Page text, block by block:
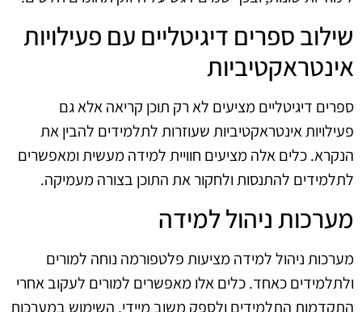
שילוב ספרים דיגיטליים עם פעילויות
אינטראקטיביות
ספרים דיגיטליים מציעים לא רק תוכן קריאה אלא גם
פעילויות אינטראקטיביות שעוזרות לתלמידים להבין את
הנקרא. כלים אלה מציעים חוויית למידה מעשית ומאפשרים
לתלמידים להתנסות ולחקור את התוכן בצורה מעמיקה.
מערכות ניהול למידה
מערכות ניהול למידה מציעות פלטפורמה נוחה למורים
ולתלמידים כאחד. כלים אלו מאפשרים למורים לעקוב אחרי
התקדמות התלמידים ולספק משוב מיידי. השימוש במערכות